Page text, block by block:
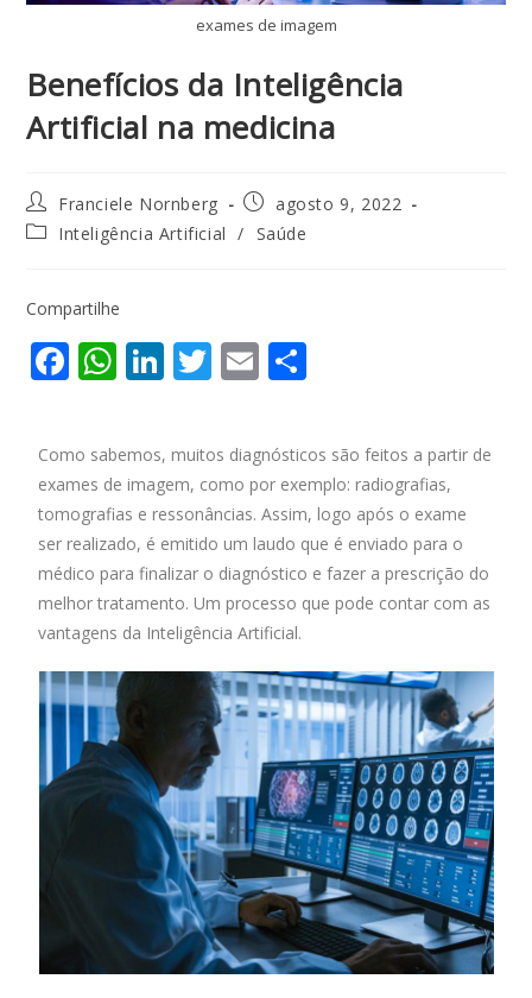
exames de imagem
Benefícios da Inteligência
Artificial na medicina
Franciele Nornberg
agosto 9, 2022
Inteligência Artificial
/ Saúde
Compartilhe
F
b
o
o
k
W
s
A
p
p
Li
e
dI
n
T
itt
er
E
ai
l
ar
e
Como sabemos, muitos diagnósticos são feitos a partir de
exames de imagem, como por exemplo: radiografias,
tomografias e ressonâncias. Assim, logo após o exame
ser realizado, é emitido um laudo que é enviado para o
médico para finalizar o diagnóstico e fazer a prescrição do
melhor tratamento. Um processo que pode contar com as
vantagens da Inteligência Artificial.